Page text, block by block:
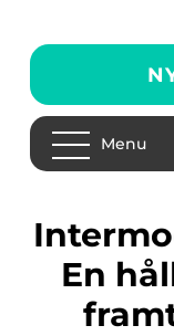
Menu
Intermodala transporter:
En